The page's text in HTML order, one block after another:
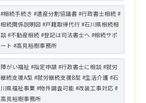
#相続手続き #遺産分割協議書 #行政書士相続 #
相続関係説明図 #戸籍取得代行 #石川県相続相
談 #不動産相続 #登記は司法書士へ #相続サポ
ート #高見裕樹事務所
障がい福祉 #指定申請 #行政書士に相談 #就労
継続支援A型 #就労継続支援B型 #生活介護 #石
川県福祉事業 #物件調査可能 #改装工事対応 #
高見裕樹事務所